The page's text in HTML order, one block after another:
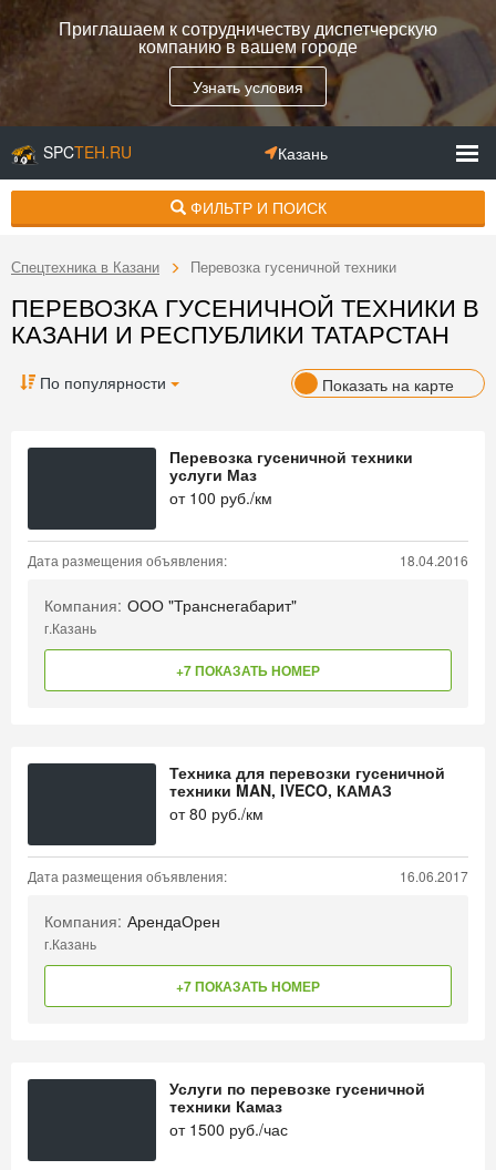
Приглашаем к сотрудничеству диспетчерскую
компанию в вашем городе
Узнать условия
SPCTEH.RU Казань
ФИЛЬТР И ПОИСК
Спецтехника в Казани Перевозка гусеничной техники
ПЕРЕВОЗКА ГУСЕНИЧНОЙ ТЕХНИКИ В
КАЗАНИ И РЕСПУБЛИКИ ТАТАРСТАН
По популярности Показать на карте
Перевозка гусеничной техники
услуги Маз
от 100 руб./км
Дата размещения объявления: 18.04.2016
Компания: ООО "Транснегабарит"
г.Казань
+7 ПОКАЗАТЬ НОМЕР
Техника для перевозки гусеничной
техники MAN, IVECO, КАМАЗ
от80 руб./км
Дата размещения объявления: 16.06.2017
Компания: АрендаОрен
г.Казань
+7 ПОКАЗАТЬ НОМЕР
Услуги по перевозке гусеничной
техники Камаз
от 1500 руб./час